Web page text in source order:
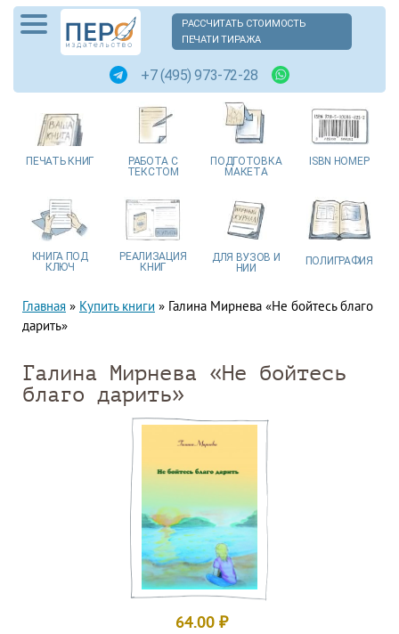
РАССЧИТАТЬ СТОИМОСТЬ
ПЕЧАТИ ТИРАЖА
+7 (495) 973-72-28
ПЕЧАТЬ КНИГ РАБОТА С
ТЕКСТОМ
ПОДГОТОВКА
МАКЕТА
ISBN НОМЕР
КНИГА ПОД
КЛЮЧ
РЕАЛИЗАЦИЯ
КНИГ
ДЛЯ ВУЗОВ И
НИИ
ПОЛИГРАФИЯ
Главная » Купить книги » Галина Мирнева «Не бойтесь благо
дарить»
Галина Мирнева «Не бойтесь
благо дарить»
64.00 ₽